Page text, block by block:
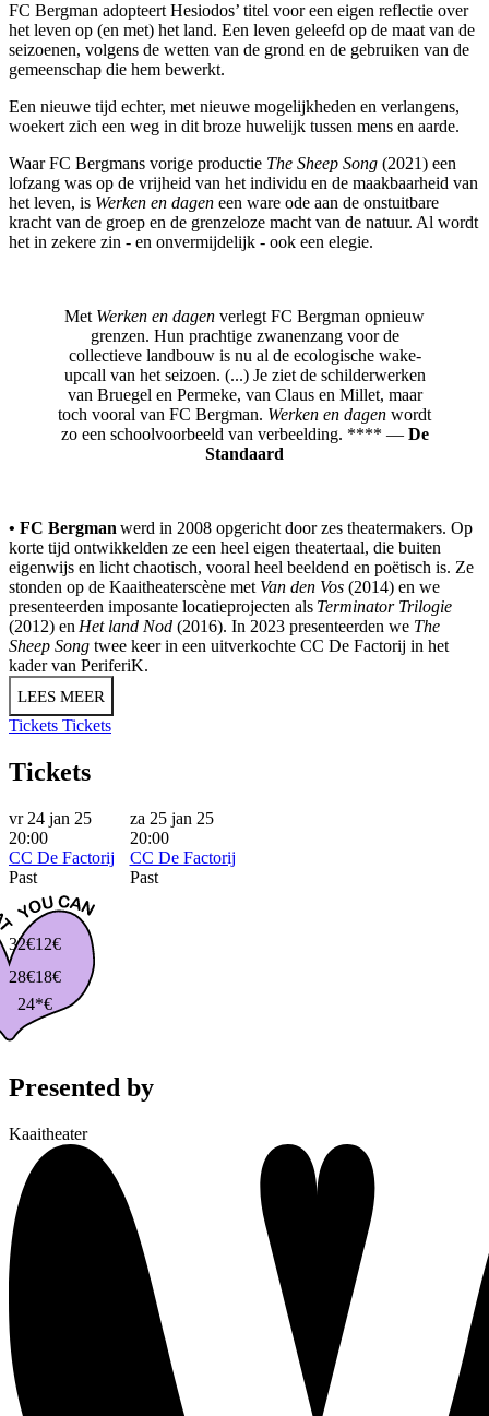
FC Bergman adopteert Hesiodos’ titel voor een eigen reflectie over
het leven op (en met) het land. Een leven geleefd op de maat van de
seizoenen, volgens de wetten van de grond en de gebruiken van de
gemeenschap die hem bewerkt.
Een nieuwe tijd echter, met nieuwe mogelijkheden en verlangens,
woekert zich een weg in dit broze huwelijk tussen mens en aarde.
Waar FC Bergmans vorige productie The Sheep Song (2021) een
lofzang was op de vrijheid van het individu en de maakbaarheid van
het leven, is Werken en dagen een ware ode aan de onstuitbare
kracht van de groep en de grenzeloze macht van de natuur. Al wordt
het in zekere zin - en onvermijdelijk - ook een elegie.
Met Werken en dagen verlegt FC Bergman opnieuw
grenzen. Hun prachtige zwanenzang voor de
collectieve landbouw is nu al de ecologische wake-
upcall van het seizoen. (...) Je ziet de schilderwerken
van Bruegel en Permeke, van Claus en Millet, maar
toch vooral van FC Bergman. Werken en dagen wordt
zo een schoolvoorbeeld van verbeelding. **** — De
Standaard
• FC Bergman werd in 2008 opgericht door zes theatermakers. Op
korte tijd ontwikkelden ze een heel eigen theatertaal, die buiten
eigenwijs en licht chaotisch, vooral heel beeldend en poëtisch is. Ze
stonden op de Kaaitheaterscène met Van den Vos (2014) en we
presenteerden imposante locatieprojecten als Terminator Trilogie
(2012) en Het land Nod (2016). In 2023 presenteerden we The
Sheep Song twee keer in een uitverkochte CC De Factorij in het
kader van PeriferiK.
LEES MEER
Tickets Tickets
Tickets
vr 24 jan 25
20:00
CC De Factorij
Past
za 25 jan 25
20:00
CC De Factorij
Past
32€
28€
24*€
18€
12€
Presented by
Kaaitheater